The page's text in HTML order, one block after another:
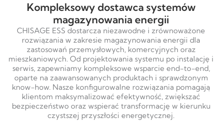
Kompleksowy dostawca systemów
magazynowania energii
CHISAGE ESS dostarcza niezawodne i zrównoważone
rozwiązania w zakresie magazynowania energii dla
zastosowań przemysłowych, komercyjnych oraz
mieszkaniowych. Od projektowania systemu po instalację i
serwis, zapewniamy kompleksowe wsparcie end-to-end,
oparte na zaawansowanych produktach i sprawdzonym
know-how. Nasze konfigurowalne rozwiązania pomagają
klientom maksymalizować efektywność, zwiększać
bezpieczeństwo oraz wspierać transformację w kierunku
czystszej przyszłości energetycznej.